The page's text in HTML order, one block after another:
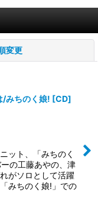
変更
/みちのく娘! [CD]
ット、「みちのく
の工藤あやの、津
がソロとして活躍
みちのく娘!」での